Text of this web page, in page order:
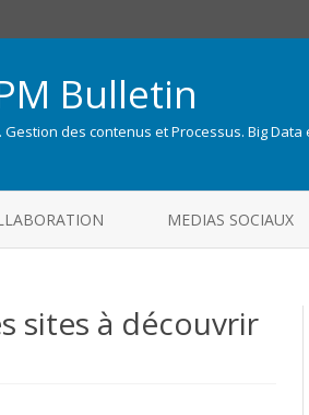
Bulletin
des contenus et Processus. Big Data
to MEDIAS SOCIAUX
sites à découvrir